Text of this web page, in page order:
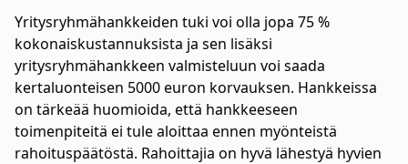
Yritysryhmähankkeiden tuki voi olla jopa 75 %
kokonaiskustannuksista ja sen lisäksi
yritysryhmähankkeen valmisteluun voi saada
kertaluonteisen 5000 euron korvauksen. Hankkeissa
on tärkeää huomioida, että hankkeeseen
toimenpiteitä ei tule aloittaa ennen myönteistä
rahoituspäätöstä. Rahoittajia on hyvä lähestyä hyvien